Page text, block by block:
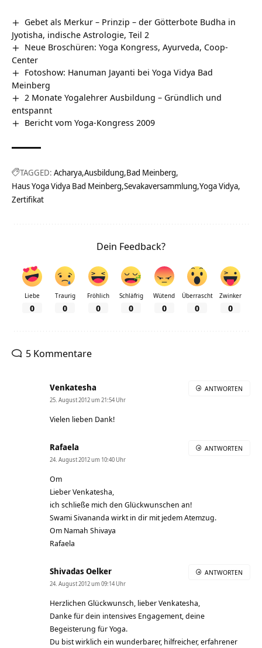
Gebet als Merkur – Prinzip – der Götterbote Budha in
Jyotisha, indische Astrologie, Teil 2
Neue Broschüren: Yoga Kongress, Ayurveda, Coop-
Center
Fotoshow: Hanuman Jayanti bei Yoga Vidya Bad
Meinberg
2 Monate Yogalehrer Ausbildung – Gründlich und
entspannt
Bericht vom Yoga-Kongress 2009
TAGGED: Acharya Ausbildung Bad Meinberg
Haus Yoga Vidya Bad Meinberg Sevakaversammlung Yoga Vidya
Zertifikat
Dein Feedback?
Liebe
0
Traurig
0
Fröhlich
0
Schläfrig
0
Wütend
0
Überrascht
0
Zwinker
0
5 Kommentare
Venkatesha
25. August 2012 um 21:54 Uhr
Vielen lieben Dank!
ANTWORTEN
Rafaela
24. August 2012 um 10:40 Uhr
Om
Lieber Venkatesha,
ich schließe mich den Glückwunschen an!
Swami Sivananda wirkt in dir mit jedem Atemzug.
Om Namah Shivaya
Rafaela
ANTWORTEN
Shivadas Oelker
24. August 2012 um 09:14 Uhr
Herzlichen Glückwunsch, lieber Venkatesha,
Danke für dein intensives Engagement, deine
Begeisterung für Yoga.
Du bist wirklich ein wunderbarer, hilfreicher, erfahrener
ANTWORTEN